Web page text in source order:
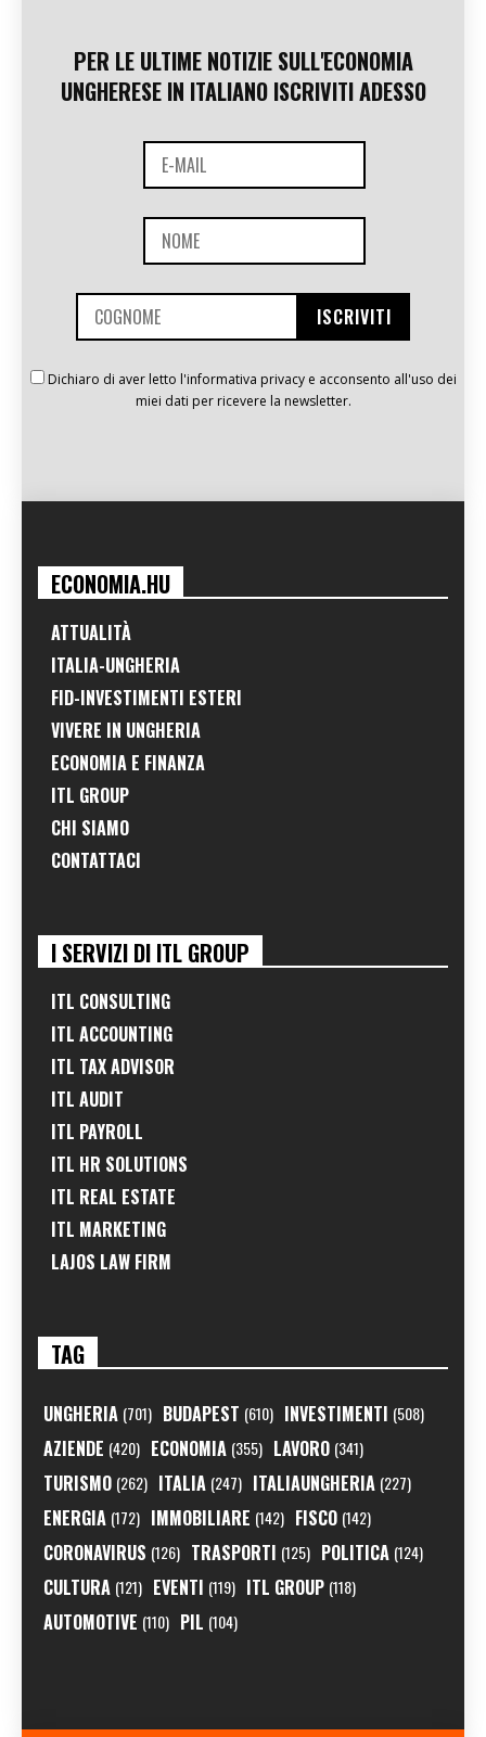
PER LE ULTIME NOTIZIE SULL'ECONOMIA
UNGHERESE IN ITALIANO ISCRIVITI ADESSO
Dichiaro di aver letto l'informativa privacy e acconsento all'uso dei
miei dati per ricevere la newsletter.
ECONOMIA.HU
ATTUALITÀ
ITALIA-UNGHERIA
FID-INVESTIMENTI ESTERI
VIVERE IN UNGHERIA
ECONOMIA E FINANZA
ITL GROUP
CHI SIAMO
CONTATTACI
I SERVIZI DI ITL GROUP
ITL CONSULTING
ITL ACCOUNTING
ITL TAX ADVISOR
ITL AUDIT
ITL PAYROLL
ITL HR SOLUTIONS
ITL REAL ESTATE
ITL MARKETING
LAJOS LAW FIRM
TAG
UNGHERIA (701) BUDAPEST (610) INVESTIMENTI (508)
AZIENDE (420) ECONOMIA (355) LAVORO (341)
TURISMO (262) ITALIA (247) ITALIAUNGHERIA (227)
ENERGIA (172) IMMOBILIARE (142) FISCO (142)
CORONAVIRUS (126) TRASPORTI (125) POLITICA (124)
CULTURA (121) EVENTI (119) ITL GROUP (118)
AUTOMOTIVE (110) PIL (104)